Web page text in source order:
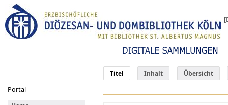
Titel Inhalt Übersicht
Portal